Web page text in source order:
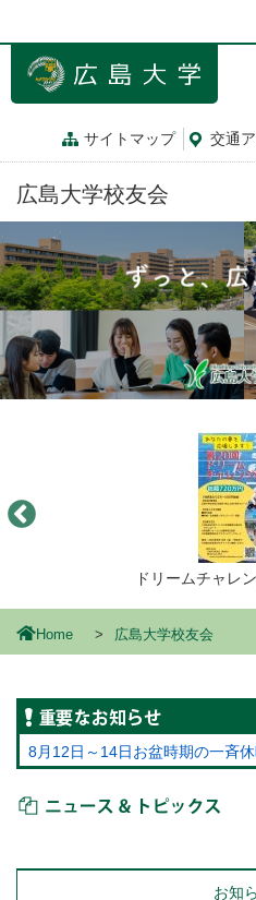
ン
動
サイトマップ 交通
広島大学校友会
ドリームチャレ
Home 広島大学校友会
8月12日～14日お盆時期の一斉
お知